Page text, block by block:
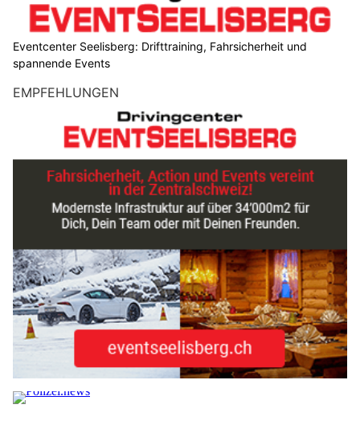
Eventcenter Seelisberg: Drifttraining, Fahrsicherheit und
spannende Events
EMPFEHLUNGEN